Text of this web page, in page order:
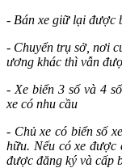
- Bán xe giữ lại được
- Chuyển trụ sở, nơi
ương khác thì vẫn
- Xe biển 3 số và 4
xe có nhu cầu
- Chủ xe có biển số
hữu. Nếu có xe được
được đăng ký và cấp